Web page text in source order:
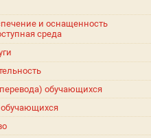
и оснащенность
среда
обучающихся